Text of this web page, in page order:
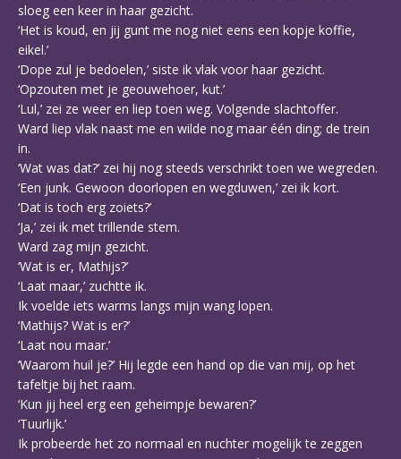
sloeg een keer in haar gezicht.
‘Het is koud, en jij gunt me nog niet eens een kopje koffie,
eikel.’
‘Dope zul je bedoelen,’ siste ik vlak voor haar gezicht.
‘Opzouten met je geouwehoer, kut.’
‘Lul,’ zei ze weer en liep toen weg. Volgende slachtoffer.
Ward liep vlak naast me en wilde nog maar één ding; de trein
in.
‘Wat was dat?’ zei hij nog steeds verschrikt toen we wegreden.
‘Een junk. Gewoon doorlopen en wegduwen,’ zei ik kort.
‘Dat is toch erg zoiets?’
‘Ja,’ zei ik met trillende stem.
Ward zag mijn gezicht.
‘Wat is er, Mathijs?’
‘Laat maar,’ zuchtte ik.
Ik voelde iets warms langs mijn wang lopen.
‘Mathijs? Wat is er?’
‘Laat nou maar.’
‘Waarom huil je?’ Hij legde een hand op die van mij, op het
tafeltje bij het raam.
‘Kun jij heel erg een geheimpje bewaren?’
‘Tuurlijk.’
Ik probeerde het zo normaal en nuchter mogelijk te zeggen